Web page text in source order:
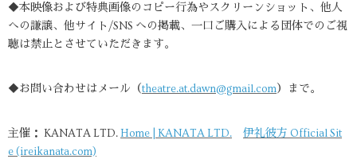
◆本映像および特典画像のコピー行為やスクリーンショット、他人
への謙譲、他サイト/SNS への掲載、一口ご購入による団体でのご視
聴は禁止とさせていただきます。
◆お問い合わせはメール（theatre.at.dawn@gmail.com）まで。
主催： KANATA LTD.Home | KANATA LTD.
伊礼彼方 Official Sit
e (ireikanata.com)